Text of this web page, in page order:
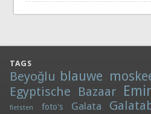
TAGS
Beyoğlu blauwe
Egyptische Bazaar
fietsten foto's Galata